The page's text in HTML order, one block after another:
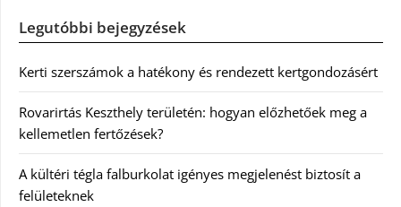
Legutóbbi bejegyzések
Kerti szerszámok a hatékony és rendezett kertgondozásért
Rovarirtás Keszthely területén: hogyan előzhetőek meg a
kellemetlen fertőzések?
A kültéri tégla falburkolat igényes megjelenést biztosít a
felületeknek